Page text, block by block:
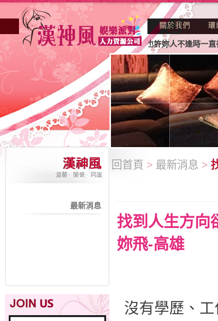
業妳正因不景氣的年代找不到工作？也許妳人不逢時一直得
最新消息
回首頁 > 最新消息 >
找到人生方向
妳飛-高雄
沒有學歷、